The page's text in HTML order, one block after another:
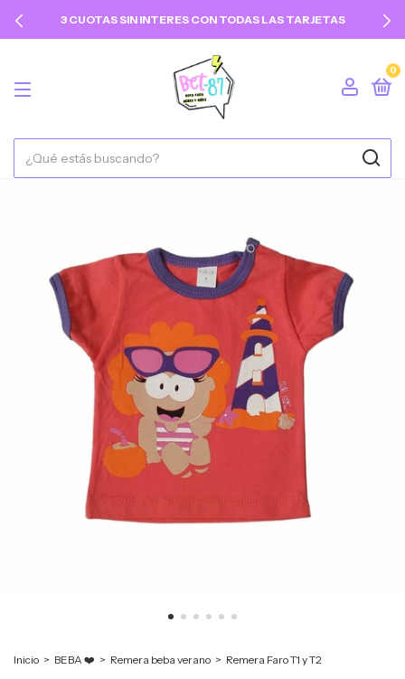
3 CUOTAS SIN INTERES CON TODAS LAS TARJETAS
0
Inicio > BEBA ❤️ > Remera beba verano > Remera Faro T1 y T2